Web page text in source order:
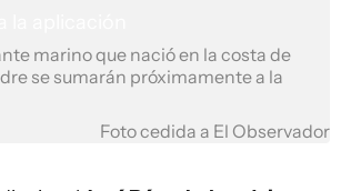
marino que nació en la costa de
se sumarán próximamente a la
Foto cedida a El Observador